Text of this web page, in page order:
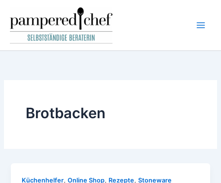
Inhalt
springen
Brotbacken
Küchenhelfer,Online Shop, Rezepte,Stoneware